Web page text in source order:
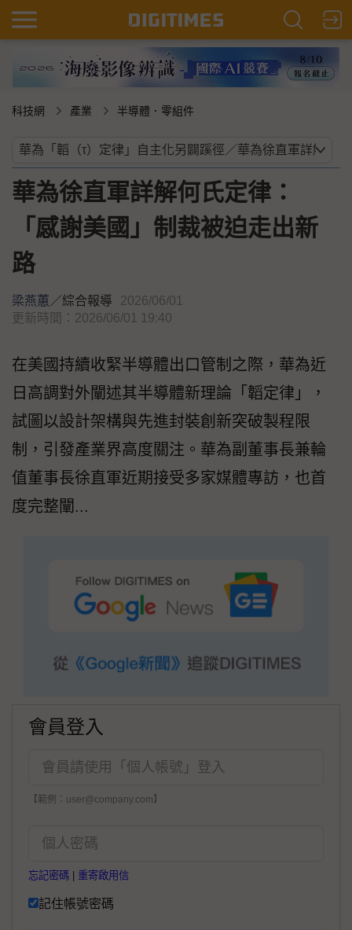
科技網 產業 半導體．零組件
華為徐直軍詳解何氏定律：
「感謝美國」制裁被迫走出新
路
梁燕蕙／綜合報導
2026/06/01
更新時間：2026/06/01 19:40
在美國持續收緊半導體出口管制之際，華為近
日高調對外闡述其半導體新理論「韜定律」，
試圖以設計架構與先進封裝創新突破製程限
制，引發產業界高度關注。華為副董事長兼輪
值董事長徐直軍近期接受多家媒體專訪，也首
度完整闡...
會員登入
【範例：user@company.com】
忘記密碼 重寄啟用信
記住帳號密碼